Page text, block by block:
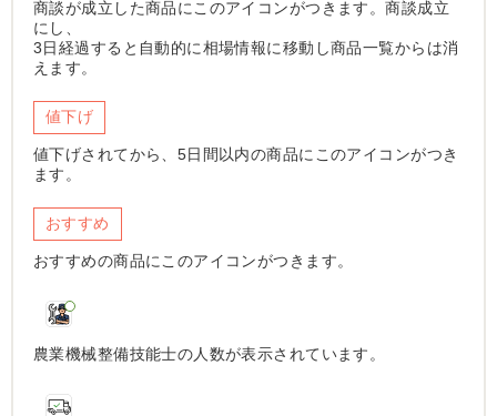
商談が成立した商品にこのアイコンがつきます。商談成立
にし、
3日経過すると自動的に相場情報に移動し商品一覧からは消
えます。
値下げ
値下げされてから、5日間以内の商品にこのアイコンがつき
ます。
おすすめ
おすすめの商品にこのアイコンがつきます。
農業機械整備技能士の人数が表示されています。